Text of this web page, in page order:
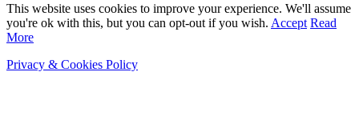
This website uses cookies to improve your experience. We'll assume
you're ok with this, but you can opt-out if you wish. Accept Read
More
Privacy & Cookies Policy